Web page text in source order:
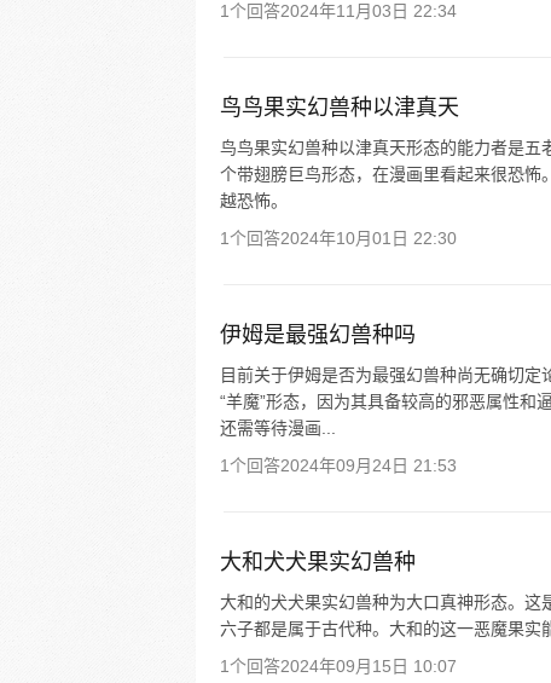
1个回答2024年11月03日 22:34
鸟鸟果实幻兽种以津真天
鸟鸟果实幻兽种以津真天形态的能力者是
个带翅膀巨鸟形态，在漫画里看起来很恐
越恐怖。
1个回答2024年10月01日 22:30
伊姆是最强幻兽种吗
目前关于伊姆是否为最强幻兽种尚无确切
“羊魔”形态，因为其具备较高的邪恶属性和
还需等待漫画...
1个回答2024年09月24日 21:53
大和犬犬果实幻兽种
大和的犬犬果实幻兽种为大口真神形态。
六子都是属于古代种。大和的这一恶魔果实
1个回答2024年09月15日 10:07